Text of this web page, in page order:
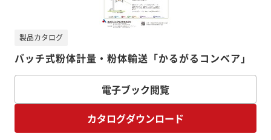
バッチ式粉体計量・粉体輸送「かるがるコンベア」
製品カタログ
電子ブック閲覧
カタログダウンロード